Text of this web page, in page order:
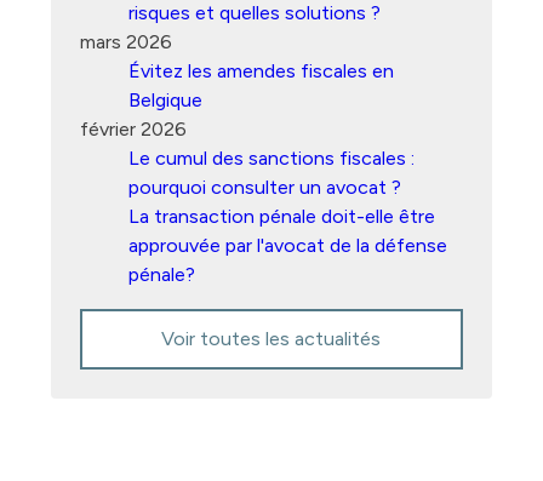
risques et quelles solutions ?
mars 2026
Évitez les amendes fiscales en
Belgique
février 2026
Le cumul des sanctions fiscales :
pourquoi consulter un avocat ?
La transaction pénale doit-elle être
approuvée par l'avocat de la défense
pénale?
Voir toutes les actualités